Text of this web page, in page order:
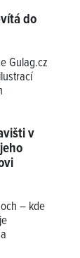
do
Gulag.cz
v
– kde